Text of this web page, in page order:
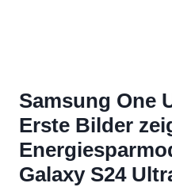
Samsung One
Erste Bilder
Galaxy S24